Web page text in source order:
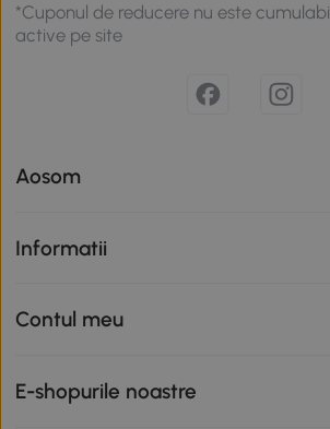
*Cuponul de reducere nu este
active pe site
Aosom
Informatii
Contul meu
E-shopurile noastre